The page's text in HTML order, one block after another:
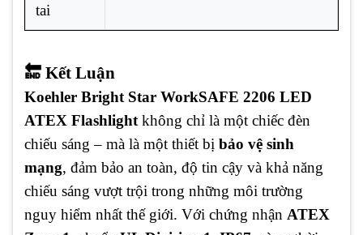
tai
🔚 Kết Luận
Koehler Bright Star WorkSAFE 2206 LED
ATEX Flashlight không chỉ là một chiếc đèn
chiếu sáng – mà là một thiết bị bảo vệ sinh
mạng, đảm bảo an toàn, độ tin cậy và khả năng
chiếu sáng vượt trội trong những môi trường
nguy hiểm nhất thế giới. Với chứng nhận ATEX